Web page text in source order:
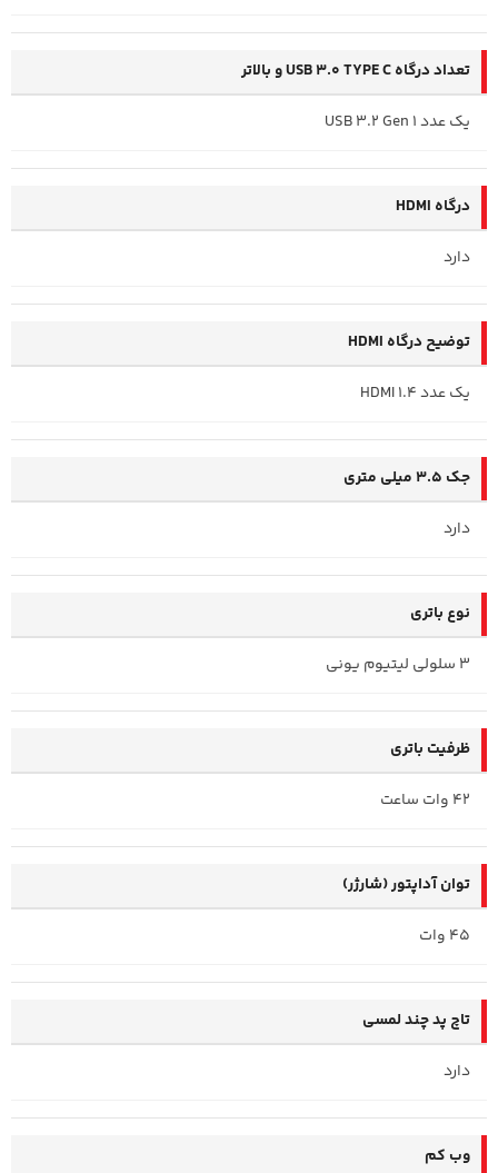
تعداد درگاه USB 3.0 TYPE C و بالاتر
یک عدد USB 3.2 Gen 1
درگاه HDMI
دارد
توضیح درگاه HDMI
یک عدد HDMI 1.4
جک 3.5 میلی متری
دارد
نوع باتری
3 سلولی لیتیوم یونی
ظرفیت باتری
42 وات ساعت
توان آداپتور (شارژر)
45 وات
تاچ پد چند لمسی
دارد
وب کم